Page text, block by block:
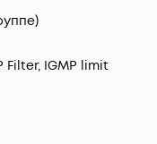
Filter, IGMP limit